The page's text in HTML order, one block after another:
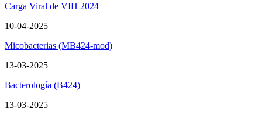
Carga Viral de VIH 2024
10-04-2025
Micobacterias (MB424-mod)
13-03-2025
Bacterología (B424)
13-03-2025